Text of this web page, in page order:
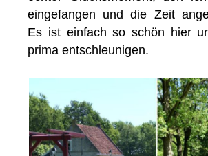
eingefangen und die Zeit
Es ist einfach so schön hier
prima entschleunigen.